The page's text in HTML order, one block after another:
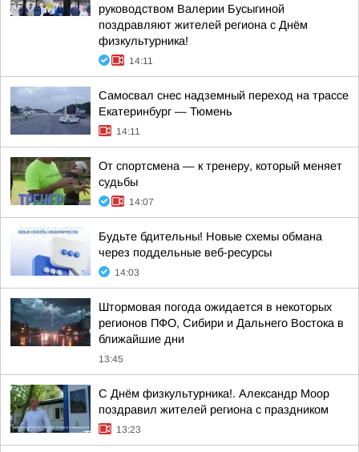
руководством Валерии Бусыгиной
поздравляют жителей региона с Днём
физкультурника!
14:11
Самосвал снес надземный переход на трассе
Екатеринбург — Тюмень
14:11
От спортсмена — к тренеру, который меняет
судьбы
14:07
Будьте бдительны! Новые схемы обмана
через поддельные веб-ресурсы
14:03
Штормовая погода ожидается в некоторых
регионов ПФО, Сибири и Дальнего Востока в
ближайшие дни
13:45
С Днём физкультурника!. Александр Моор
поздравил жителей региона с праздником
13:23